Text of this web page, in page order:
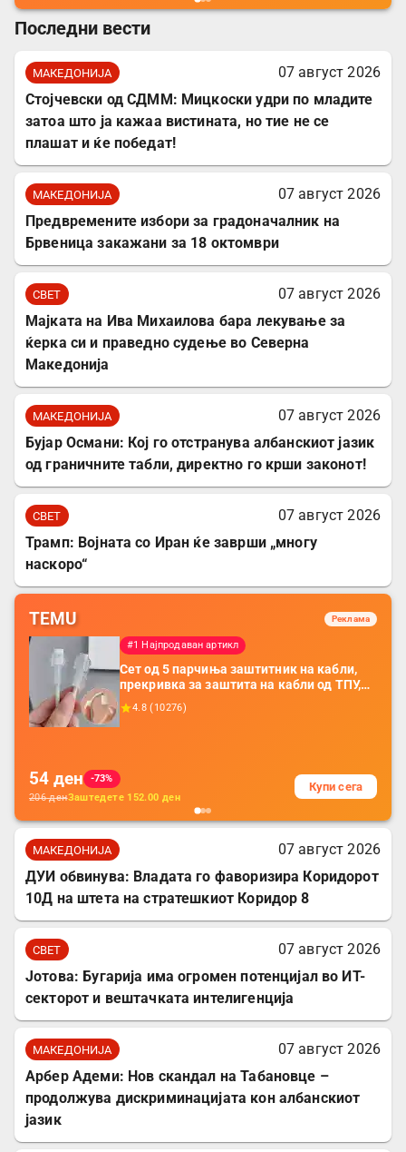
Последни вести
МАКЕДОНИЈА
07 август 2026
Стојчевски од СДММ: Мицкоски удри по младите
затоа што ја кажаа вистината, но тие не се
плашат и ќе победат!
МАКЕДОНИЈА
07 август 2026
Предвремените избори за градоначалник на
Брвеница закажани за 18 октомври
СВЕТ
07 август 2026
Мајката на Ива Михаилова бара лекување за
ќерка си и праведно судење во Северна
Македонија
МАКЕДОНИЈА
07 август 2026
Бујар Османи: Кој го отстранува албанскиот јазик
од граничните табли, директно го крши законот!
СВЕТ
07 август 2026
Трамп: Војната со Иран ќе заврши „многу
наскоро“
TEMU Реклама
#1 Најпродаван артикл
Сет од 5 парчиња заштитник на кабли,
прекривка за заштита на кабли од ТПУ,
додатоци за заштита на кабли, без
батерија, за мобилни телефони, комплет
4.8 ( 10276)
54 ден
-73%
206денЗаштедете 152.00 ден
Купи сега
МАКЕДОНИЈА
07 август 2026
ДУИ обвинува: Владата го фаворизира Коридорот
10Д на штета на стратешкиот Коридор 8
СВЕТ
07 август 2026
Јотова: Бугарија има огромен потенцијал во ИТ-
секторот и вештачката интелигенција
МАКЕДОНИЈА
07 август 2026
Арбер Адеми: Нов скандал на Табановце –
продолжува дискриминацијата кон албанскиот
јазик